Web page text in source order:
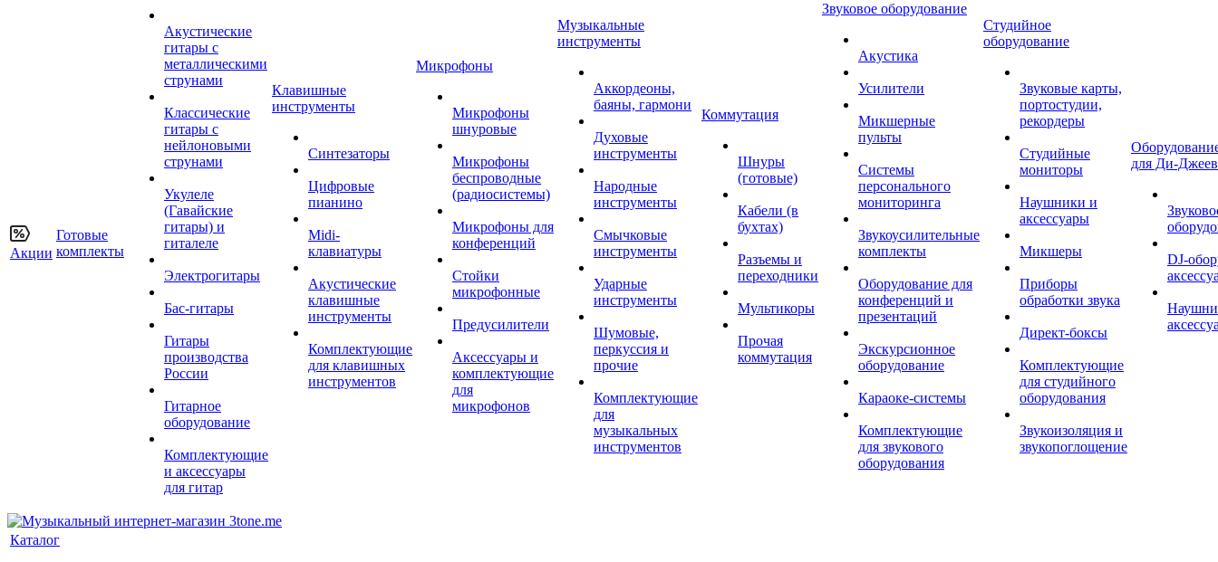
Акции
Готовые
комплекты
Акустические
гитары с
металлическими
струнами
Классические
гитары с
нейлоновыми
струнами
Укулеле
(Гавайские
гитары) и
гиталеле
Электрогитары
Бас-гитары
Гитары
производства
России
Гитарное
оборудование
Комплектующие
и аксессуары
для гитар
Клавишные
инструменты
Синтезаторы
Цифровые
пианино
Midi-
клавиатуры
Акустические
клавишные
инструменты
Комплектующие
для клавишных
инструментов
Микрофоны
Микрофоны
шнуровые
Микрофоны
беспроводные
(радиосистемы)
Микрофоны для
конференций
Стойки
микрофонные
Предусилители
Аксессуары и
комплектующие
для
микрофонов
Музыкальные
инструменты
Аккордеоны,
баяны, гармони
Духовые
инструменты
Народные
инструменты
Смычковые
инструменты
Ударные
инструменты
Шумовые,
перкуссия и
прочие
Комплектующие
для
музыкальных
инструментов
Коммутация
Шнуры
(готовые)
Кабели (в
бухтах)
Разъемы и
переходники
Мультикоры
Прочая
коммутация
Звуковое оборудование
Акустика
Усилители
Микшерные
пульты
Системы
персонального
мониторинга
Звукоусилительные
комплекты
Оборудование для
конференций и
презентаций
Экскурсионное
оборудование
Караоке-системы
Комплектующие
для звукового
оборудования
Студийное
оборудование
Звуковые карты,
портостудии,
рекордеры
Студийные
мониторы
Наушники и
аксессуары
Микшеры
Приборы
обработки звука
Директ-боксы
Комплектующие
для студийного
оборудования
Звукоизоляция и
звукопоглощение
для Ди-Джеев
DJ-
Каталог